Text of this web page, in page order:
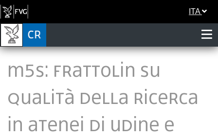
ITA
M5S: Frattolin su
qualità della ricerca
in atenei di Udine e